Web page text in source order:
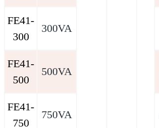
FE41-
300
300VA
FE41-
500
500VA
FE41-
750
750VA